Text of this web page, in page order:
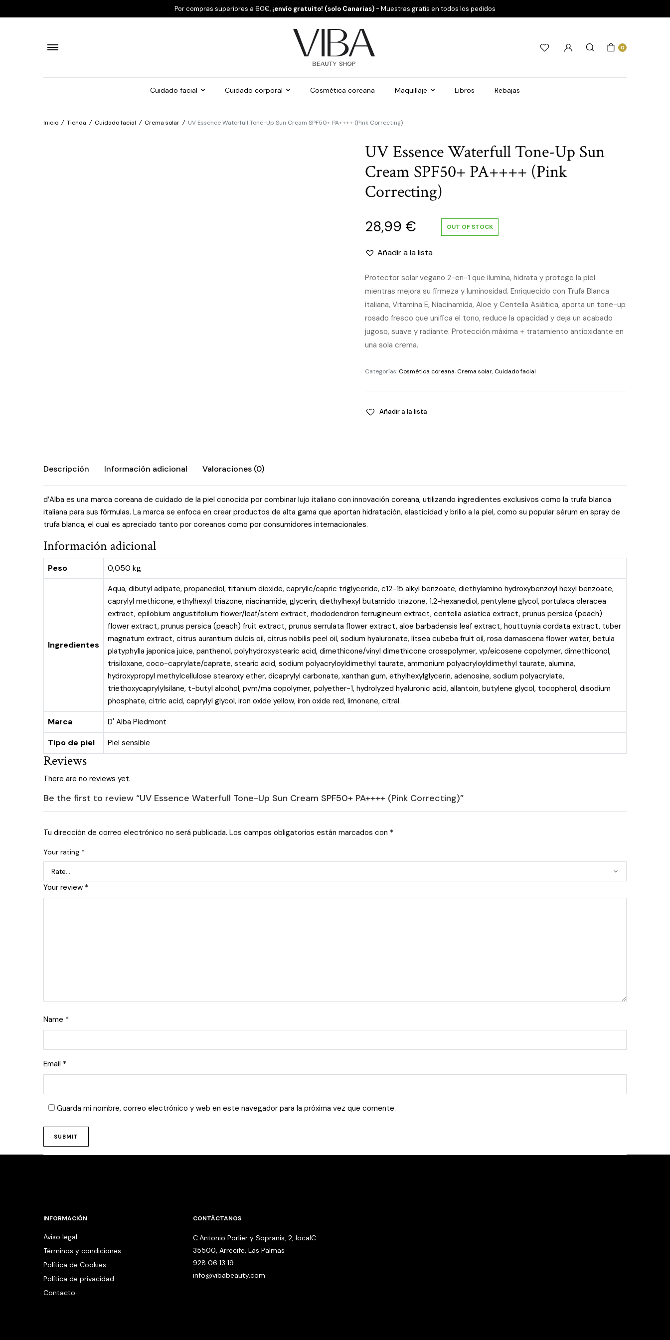
Por compras superiores a 60€, ¡envío gratuito! (solo Canarias) - Muestras gratis en todos los pedidos
0
Cuidado facial Cuidado corporal Cosmética coreana Maquillaje Libros Rebajas
Inicio / Tienda / Cuidado facial / Crema solar / UV Essence Waterfull Tone-Up Sun Cream SPF50+ PA++++ (Pink Correcting)
UV Essence Waterfull Tone-Up Sun
Cream SPF50+ PA++++ (Pink
Correcting)
28,99 € OUT OF STOCK
Añadir a la lista
Protector solar vegano 2-en-1 que ilumina, hidrata y protege la piel
mientras mejora su firmeza y luminosidad. Enriquecido con Trufa Blanca
italiana, Vitamina E, Niacinamida, Aloe y Centella Asiática, aporta un tone-up
rosado fresco que unifica el tono, reduce la opacidad y deja un acabado
jugoso, suave y radiante. Protección máxima + tratamiento antioxidante en
una sola crema.
Categorías: Cosmética coreana, Crema solar, Cuidado facial
Añadir a la lista
Descripción Información adicional Valoraciones (0)
d’Alba es una marca coreana de cuidado de la piel conocida por combinar lujo italiano con innovación coreana, utilizando ingredientes exclusivos como la trufa blanca
italiana para sus fórmulas. La marca se enfoca en crear productos de alta gama que aportan hidratación, elasticidad y brillo a la piel, como su popular sérum en spray de
trufa blanca, el cual es apreciado tanto por coreanos como por consumidores internacionales.
Información adicional
Peso 0,050 kg
Ingredientes
Aqua, dibutyl adipate, propanediol, titanium dioxide, caprylic/capric triglyceride, c12-15 alkyl benzoate, diethylamino hydroxybenzoyl hexyl benzoate,
caprylyl methicone, ethylhexyl triazone, niacinamide, glycerin, diethylhexyl butamido triazone, 1,2-hexanediol, pentylene glycol, portulaca oleracea
extract, epilobium angustifolium flower/leaf/stem extract, rhododendron ferrugineum extract, centella asiatica extract, prunus persica (peach)
flower extract, prunus persica (peach) fruit extract, prunus serrulata flower extract, aloe barbadensis leaf extract, houttuynia cordata extract, tuber
magnatum extract, citrus aurantium dulcis oil, citrus nobilis peel oil, sodium hyaluronate, litsea cubeba fruit oil, rosa damascena flower water, betula
platyphylla japonica juice, panthenol, polyhydroxystearic acid, dimethicone/vinyl dimethicone crosspolymer, vp/eicosene copolymer, dimethiconol,
trisiloxane, coco-caprylate/caprate, stearic acid, sodium polyacryloyldimethyl taurate, ammonium polyacryloyldimethyl taurate, alumina,
hydroxypropyl methylcellulose stearoxy ether, dicaprylyl carbonate, xanthan gum, ethylhexylglycerin, adenosine, sodium polyacrylate,
triethoxycaprylylsilane, t-butyl alcohol, pvm/ma copolymer, polyether-1, hydrolyzed hyaluronic acid, allantoin, butylene glycol, tocopherol, disodium
phosphate, citric acid, caprylyl glycol, iron oxide yellow, iron oxide red, limonene, citral.
Marca D' Alba Piedmont
Tipo de piel Piel sensible
Reviews
There are no reviews yet.
Be the first to review “UV Essence Waterfull Tone-Up Sun Cream SPF50+ PA++++ (Pink Correcting)”
Tu dirección de correo electrónico no será publicada. Los campos obligatorios están marcados con *
Your rating *
Your review *
Name *
Email *
Guarda mi nombre, correo electrónico y web en este navegador para la próxima vez que comente.
INFORMACIÓN
Aviso legal
Términos y condiciones
Política de Cookies
Política de privacidad
Contacto
CONTÁCTANOS
C.Antonio Porlier y Sopranis, 2, localC
35500, Arrecife, Las Palmas
928 06 13 19
info@vibabeauty.com